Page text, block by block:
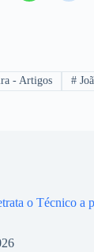
- Artigos #
o Técnico a